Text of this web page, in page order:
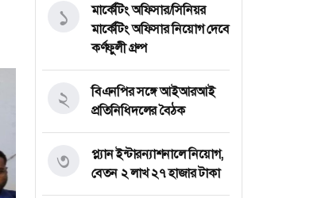
মার্কেটিং অফিসার/সিনিয়র
মার্কেটিং অফিসার নিয়োগ দেবে
কর্ণফুলী গ্রুপ
১
বিএনপির সঙ্গে আইআরআই
প্রতিনিধিদলের বৈঠক
২
প্ল্যান ইন্টারন্যাশনালে নিয়োগ,
বেতন ২ লাখ ২৭ হাজার টাকা
৩